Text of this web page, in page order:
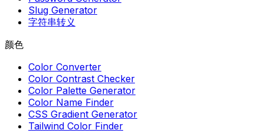
Slug Generator
字符串转义
颜色
Color Converter
Color Contrast Checker
Color Palette Generator
Color Name Finder
CSS Gradient Generator
Tailwind Color Finder